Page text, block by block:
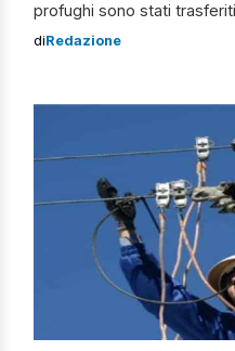
profughi sono stati
Empedocle e Augusta.
Durante le manovre di
diRedazione